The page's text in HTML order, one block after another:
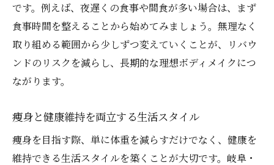
痩身の最新メソッドを専門家目線で解説
話題の痩身サービスと習慣改善の融合
痩身×習慣改善の相乗効果を徹底分析
健康的な痩身生活の始め方を解説
健康と痩身を両立する生活習慣の秘訣
無理なく始める痩身ルールの構築法
です。例えば、夜遅くの食事や間食が多い場合は、まず
食事時間を整えることから始めてみましょう。無理なく
取り組める範囲から少しずつ変えていくことが、リバウ
ンドのリスクを減らし、長期的な理想ボディメイクにつ
ながります。
痩身と健康維持を両立する生活スタイル
痩身を目指す際、単に体重を減らすだけでなく、健康を
維持できる生活スタイルを築くことが大切です。岐阜・